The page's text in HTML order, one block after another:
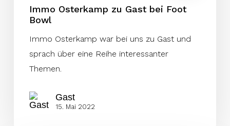
Immo Osterkamp zu Gast bei Foot
Bowl
Immo Osterkamp war bei uns zu Gast und
sprach über eine Reihe interessanter
Themen.
Gast
15. Mai 2022